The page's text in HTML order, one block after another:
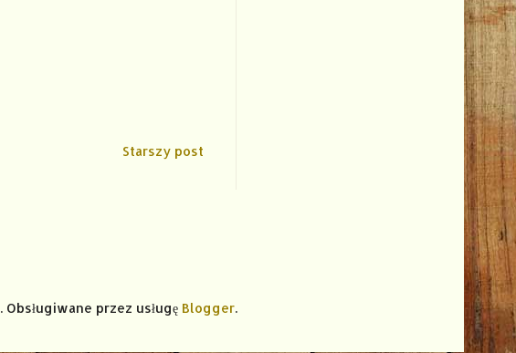
Starszy post
. Obsługiwane przez usługę Blogger.